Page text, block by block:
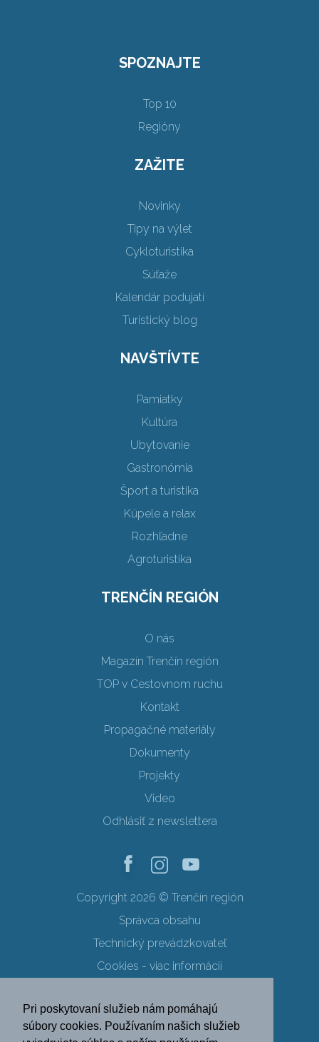
Pri poskytovaní služieb nám pomáhajú
súbory cookies. Používaním našich služieb
SPOZNAJTE
Top 10
Regióny
ZAŽITE
Novinky
Tipy na výlet
Cykloturistika
Súťaže
Kalendár podujatí
Turistický blog
NAVŠTÍVTE
Pamiatky
Kultúra
Ubytovanie
Gastronómia
Šport a turistika
Kúpele a relax
Rozhľadne
Agroturistika
TRENČÍN REGIÓN
O nás
Magazín Trenčín región
TOP v Cestovnom ruchu
Kontakt
Propagačné materiály
Dokumenty
Projekty
Video
Odhlásiť z newslettera
Copyright 2026 © Trenčín región
Správca obsahu
Technický prevádzkovateľ
Cookies - viac informácií
Ochrana osobných údajov